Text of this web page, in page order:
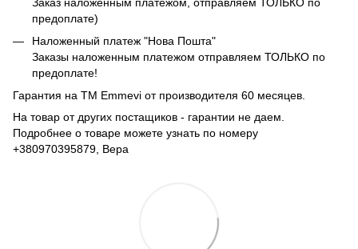
предоплате)
Наложенный платеж "Нова Пошта"
Заказы наложенным платежом отправляем ТОЛЬКО по
предоплате!
Гарантия на ТМ Emmevi от производителя 60 месяцев.
На товар от других постащиков - гарантии не даем.
Подробнее о товаре можете узнать по номеру
+380970395879, Вера